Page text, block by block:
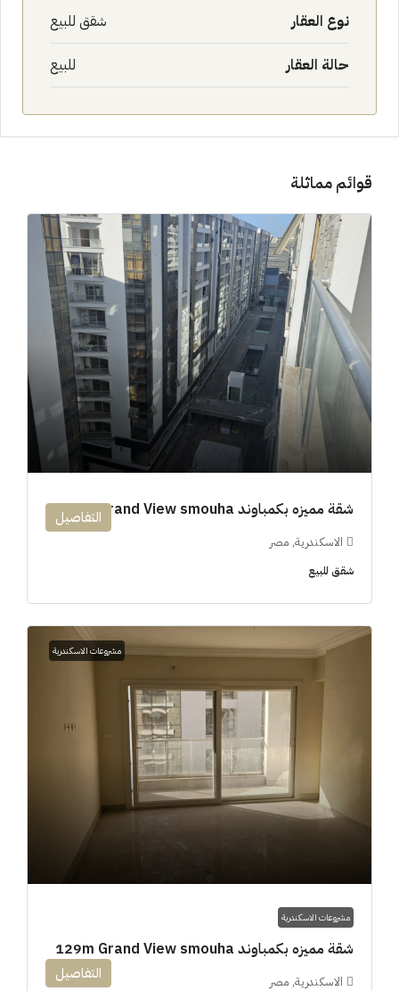
نوع العقار شقق للبيع
حالة العقار للبيع
قوائم مماثلة
شقة مميزه بكمباوند 194m Grand View smouha
الاسكندرية, مصر
شقق للبيع
التفاصيل
مشروعات الاسكندرية
مشروعات الاسكندرية
شقة مميزه بكمباوند 129m Grand View smouha
الاسكندرية, مصر التفاصيل